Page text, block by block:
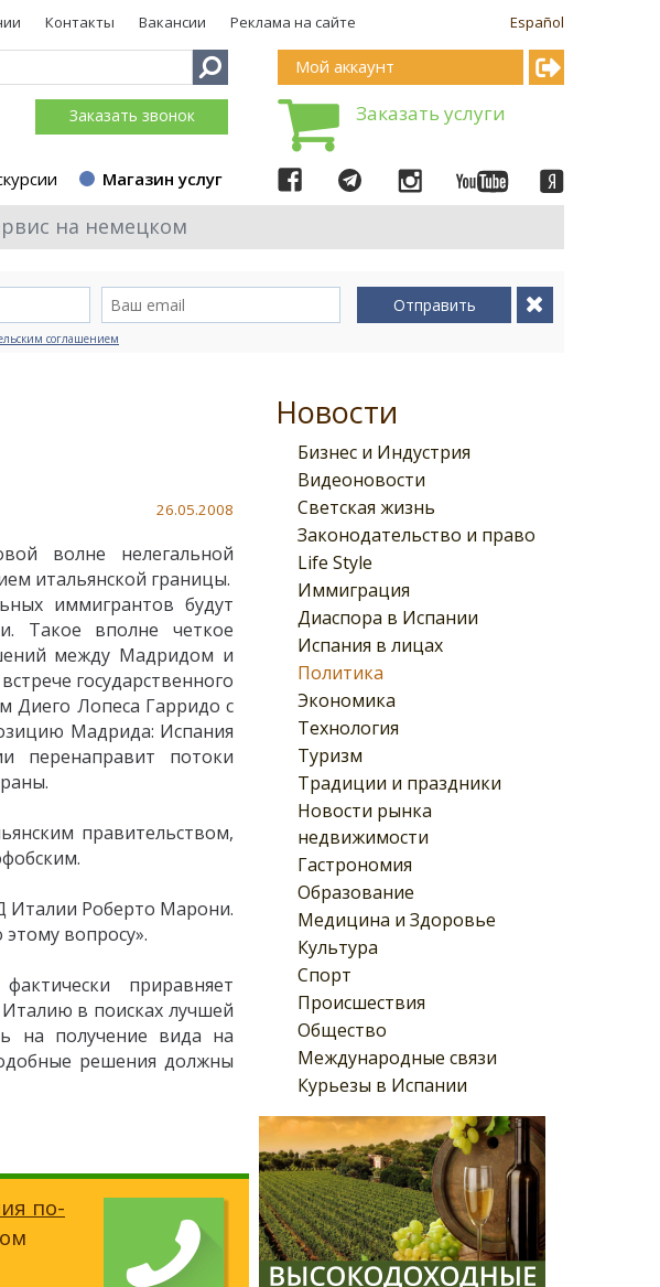
Español
Контакты Вакансии Реклама на сайте
Заказать звонок
Магазин услуг
Мой аккаунт
Заказать услуги
на немецком
Отправить
соглашением
Новости
Бизнес и Индустрия
Видеоновости
Светская жизнь
Законодательство и право
Life Style
Иммиграция
Диаспора в Испании
Испания в лицах
Политика
Экономика
Технология
Туризм
Традиции и праздники
Новости рынка
недвижимости
Гастрономия
Образование
Медицина и Здоровье
Культура
Спорт
Происшествия
Общество
Международные связи
Курьезы в Испании
26.05.2008
волне нелегальной
итальянской границы.
иммигрантов будут
Такое вполне четкое
между Мадридом и
государственного
Диего Лопеса Гарридо с
Мадрида: Испания
перенаправит потоки
правительством,
Италии Роберто Марони.
вопросу».
приравняет
в поисках лучшей
на получение вида на
решения должны
по-